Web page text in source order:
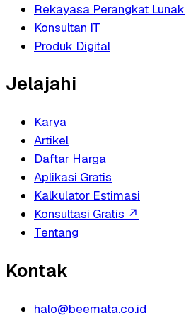
Rekayasa Perangkat Lunak
Konsultan IT
Produk Digital
Jelajahi
Karya
Artikel
Daftar Harga
Aplikasi Gratis
Kalkulator Estimasi
Konsultasi Gratis ↗
Tentang
Kontak
halo@beemata.co.id